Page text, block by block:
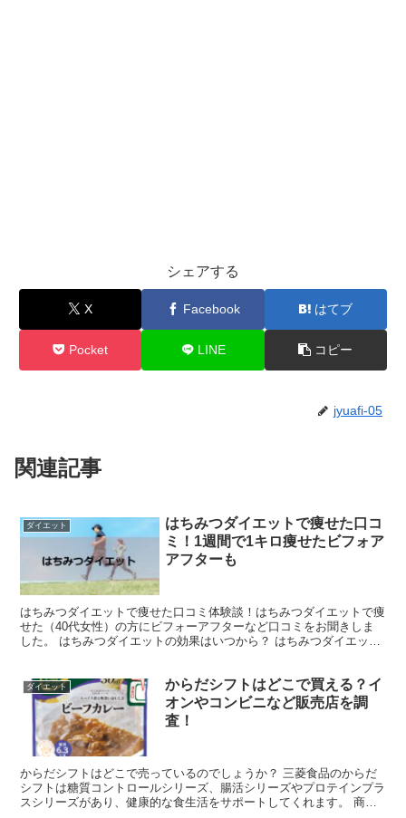
シェアする
X Facebook はてブ
Pocket LINE コピー
jyuafi-05
関連記事
ダイエット
はちみつダイエットで痩せた口コ
ミ！1週間で1キロ痩せたビフォア
アフターも
はちみつダイエットで痩せた口コミ体験談！はちみつダイエットで痩
せた（40代女性）の方にビフォーアフターなど口コミをお聞きしま
した。 はちみつダイエットの効果はいつから？ はちみつダイエット
ダイエット
からだシフトはどこで買える？イ
オンやコンビニなど販売店を調
査！
からだシフトはどこで売っているのでしょうか？ 三菱食品のからだ
シフトは糖質コントロールシリーズ、腸活シリーズやプロテインプラ
スシリーズがあり、健康的な食生活をサポートしてくれます。 商品